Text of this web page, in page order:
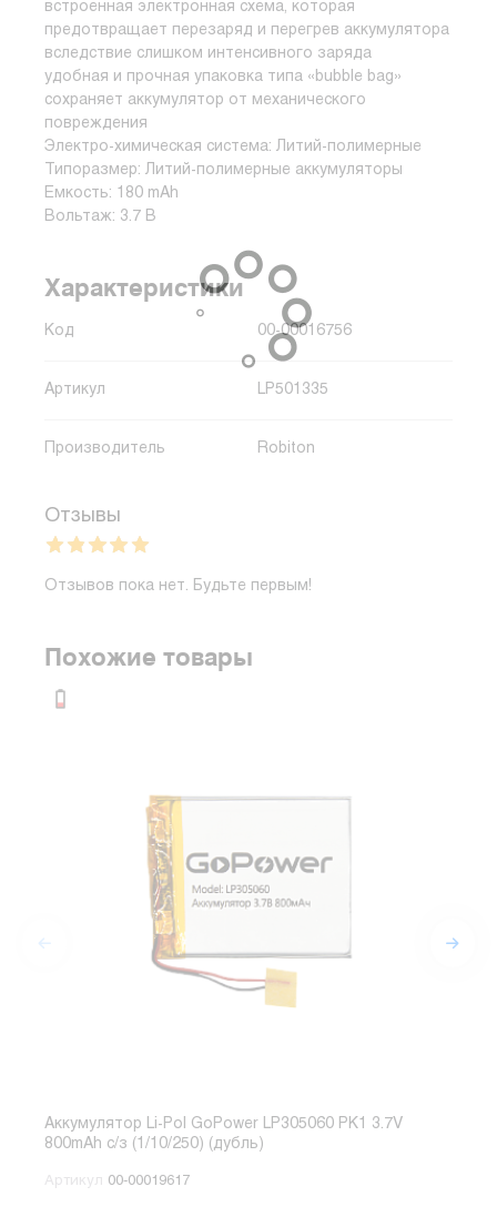
встроенная электронная схема, которая
предотвращает перезаряд и перегрев аккумулятора
вследствие слишком интенсивного заряда
удобная и прочная упаковка типа «bubble bag»
сохраняет аккумулятор от механического
повреждения
Электро-химическая система: Литий-полимерные
Типоразмер: Литий-полимерные аккумуляторы
Емкость: 180 mAh
Вольтаж: 3.7 В
Характеристики
Код 00-00016756
Артикул LP501335
Производитель Robiton
Отзывы
Отзывов пока нет. Будьте первым!
Похожие товары
Аккумулятор Li-Pol GoPower LP305060 PK1 3.7V
800mAh с/з (1/10/250) (дубль)
Артикул 00-00019617